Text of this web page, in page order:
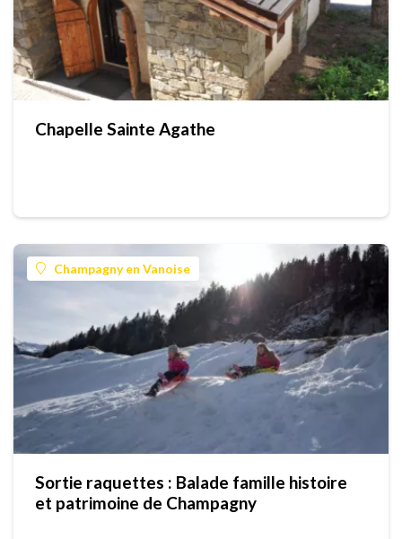
Chapelle Sainte Agathe
Champagny en Vanoise
Sortie raquettes : Balade famille histoire
et patrimoine de Champagny